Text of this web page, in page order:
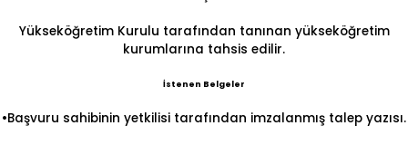
Yükseköğretim Kurulu tarafından tanınan yükseköğretim
kurumlarına tahsis edilir.
İstenen Belgeler
•Başvuru sahibinin yetkilisi tarafından imzalanmış talep yazısı.